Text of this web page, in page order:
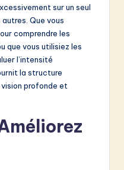
sur un seul
Que vous
comprendre les
que vous utilisiez les
l’intensité
la structure
profonde et